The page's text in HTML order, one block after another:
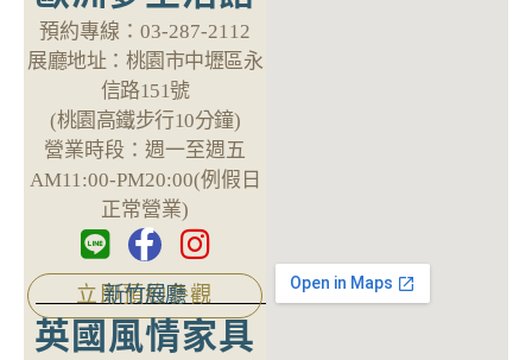
預約專線： 03-287-2112
展廳地址： 桃園市中壢區永
信路151號
(桃園高鐵步行10分鐘)
營業時段： 週一至週五
AM11:00-PM20:00(例假日
正常營業)
立即預約參觀
新竹展廳
英國風情家具